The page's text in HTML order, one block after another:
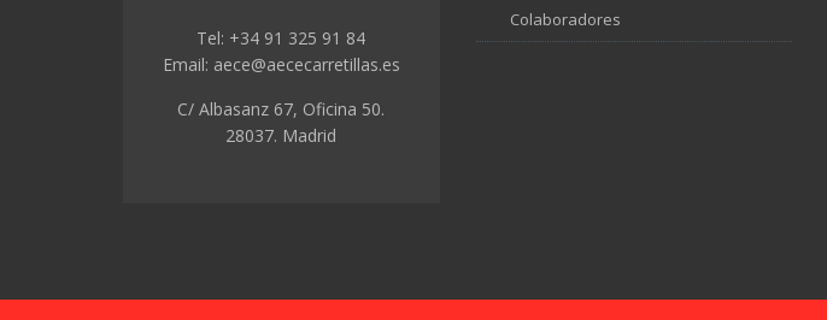
Tel: +34 91 325 91 84
Email: aece@aececarretillas.es
C/ Albasanz 67, Oficina 50.
28037. Madrid
Colaboradores